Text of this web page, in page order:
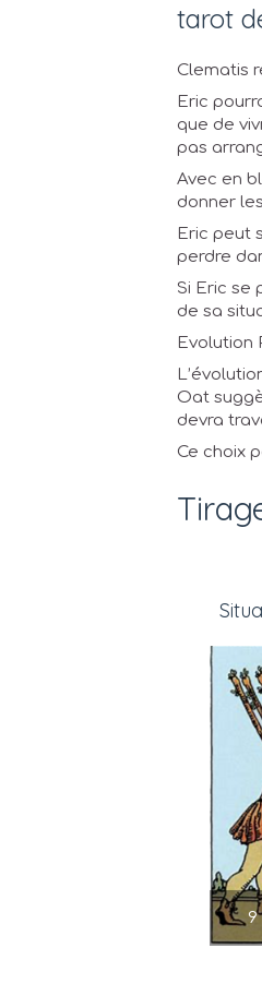
tarot
Clematis
Eric
que de
pas
Avec en
donner
Eric peut
perdre
Si Eric se
de sa
Evolution
Oat
devra
Ce choix
9